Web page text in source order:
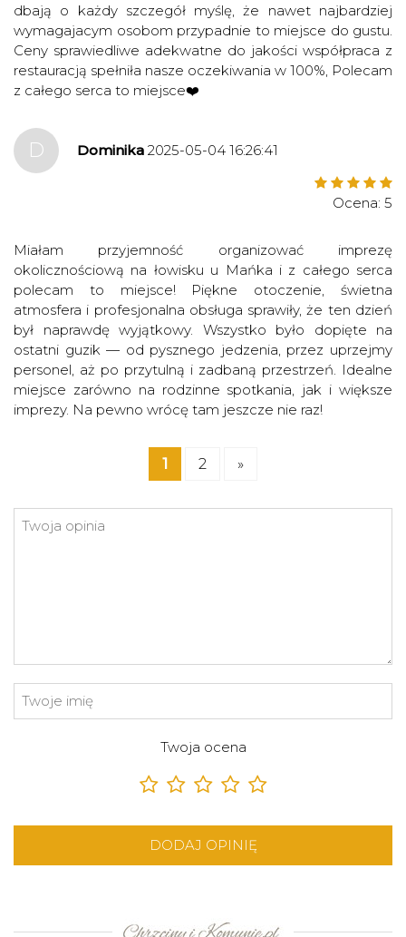
dbają o każdy szczegół myślę, że nawet najbardziej
wymagajacym osobom przypadnie to miejsce do gustu.
Ceny sprawiedliwe adekwatne do jakości współpraca z
restauracją spełniła nasze oczekiwania w 100%, Polecam
z całego serca to miejsce❤️
D Dominika 2025-05-04 16:26:41
Ocena: 5
Miałam przyjemność organizować imprezę
okolicznościową na łowisku u Mańka i z całego serca
polecam to miejsce! Piękne otoczenie, świetna
atmosfera i profesjonalna obsługa sprawiły, że ten dzień
był naprawdę wyjątkowy. Wszystko było dopięte na
ostatni guzik — od pysznego jedzenia, przez uprzejmy
personel, aż po przytulną i zadbaną przestrzeń. Idealne
miejsce zarówno na rodzinne spotkania, jak i większe
imprezy. Na pewno wrócę tam jeszcze nie raz!
1 2 »
Twoja ocena
DODAJ OPINIĘ